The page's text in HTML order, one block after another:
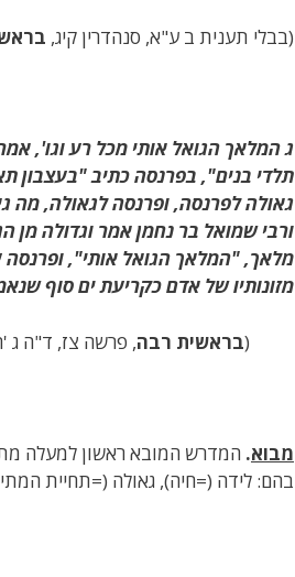
(בבלי תענית ב ע"א, סנהדרין קיג,
ג המלאך הגואל אותי מכל רע וגו',
תלדי בנים", בפרנסה כתיב "בעצבון
גאולה לפרנסה, ופרנסה לגאולה, מה
ורבי שמואל בר נחמן אמר וגדולה
מלאך, "המלאך הגואל אותי", ופרנסה
מזונותיו של אדםכקריעת ים סוף
(בראשית רבה, פרשה צז, ד"ה ג
מבוא. המדרש המובא ראשון למעלה
בהם: לידה (=חיה), גאולה (=תחיית